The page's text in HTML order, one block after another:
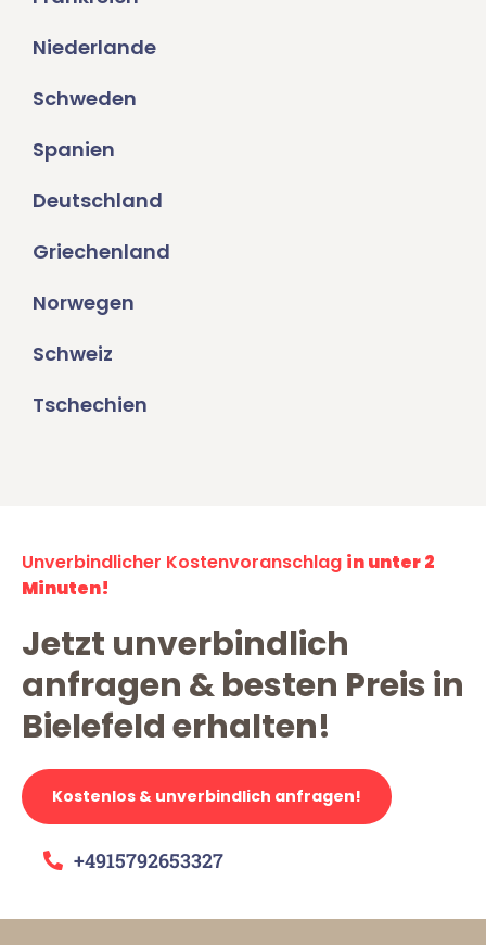
Niederlande
Schweden
Spanien
Deutschland
Griechenland
Norwegen
Schweiz
Tschechien
Unverbindlicher Kostenvoranschlag in unter 2
Minuten!
Jetzt unverbindlich
anfragen & besten Preis in
Bielefeld erhalten!
Kostenlos & unverbindlich anfragen!
+4915792653327